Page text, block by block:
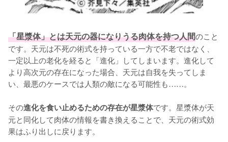
「星漿体」とは天元の器になりうる肉体を持つ人間のこと
です。天元は不死の術式を持っている一方で不老ではなく、
一定以上の老化を経ると「進化」してしまいます。進化して
より高次元の存在になった場合、天元は自我を失ってしま
い、最悪のケースでは人類の敵になる可能性も……。
その進化を食い止めるための存在が星漿体です。星漿体が天
元と同化して肉体の情報を書き換えることで、天元の術式効
果はふり出しに戻ります。